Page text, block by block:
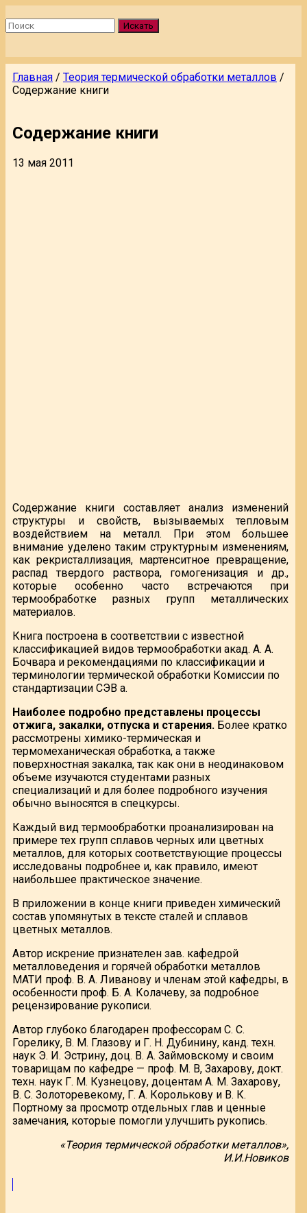
Искать
Главная / Теория термической обработки металлов /
Содержание книги
Содержание книги
13 мая 2011
Содержание книги составляет анализ изменений
структуры и свойств, вызываемых тепловым
воздействием на металл. При этом большее
внимание уделено таким структурным изменениям,
как рекристаллизация, мартенситное превращение,
распад твердого раствора, гомогенизация и др.,
которые особенно часто встречаются при
термообработке разных групп металлических
материалов.
Книга построена в соответствии с известной
классификацией видов термообработки акад. А. А.
Бочвара и рекомендациями по классификации и
терминологии термической обработки Комиссии по
стандартизации СЭВ а.
Наиболее подробно представлены процессы
отжига, закалки, отпуска и старения. Более кратко
рассмотрены химико-термическая и
термомеханическая обработка, а также
поверхностная закалка, так как они в неодинаковом
объеме изучаются студентами разных
специализаций и для более подробного изучения
обычно выносятся в спецкурсы.
Каждый вид термообработки проанализирован на
примере тех групп сплавов черных или цветных
металлов, для которых соответствующие процессы
исследованы подробнее и, как правило, имеют
наибольшее практическое значение.
В приложении в конце книги приведен химический
состав упомянутых в тексте сталей и сплавов
цветных металлов.
Автор искрение признателен зав. кафедрой
металловедения и горячей обработки металлов
МАТИ проф. В. А. Ливанову и членам этой кафедры, в
особенности проф. Б. А. Колачеву, за подробное
рецензирование рукописи.
Автор глубоко благодарен профессорам С. С.
Горелику, В. М. Глазову и Г. Н. Дубинину, канд. техн.
наук Э. И. Эстрину, доц. В. А. Займовскому и своим
товарищам по кафедре — проф. М. В, Захарову, докт.
техн. наук Г. М. Кузнецову, доцентам А. М. Захарову,
В. С. Золоторевекому, Г. А. Королькову и В. К.
Портному за просмотр отдельных глав и ценные
замечания, которые помогли улучшить рукопись.
«Теория термической обработки металлов»,
И.И.Новиков